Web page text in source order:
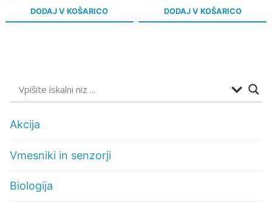
DODAJ V KOŠARICO DODAJ V KOŠARICO
Akcija
Vmesniki in senzorji
Biologija